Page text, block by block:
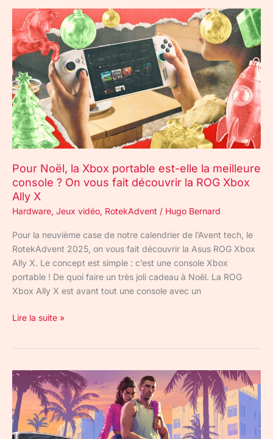
Pour Noël, la Xbox portable est-elle la meilleure
console ? On vous fait découvrir la ROG Xbox
Ally X
Hardware, Jeux vidéo, RotekAdvent / Hugo Bernard
Pour la neuvième case de notre calendrier de l’Avent tech, le
RotekAdvent 2025, on vous fait découvrir la Asus ROG Xbox
Ally X. Le concept est simple : c’est une console Xbox
portable ! De quoi faire un très joli cadeau à Noël. La ROG
Xbox Ally X est avant tout une console avec un
Pour
Noël,
la
Xbox
portable
est-
elle
la
meilleure
console
On
vous
fait
découvrir
ROG
Xbox
Ally
X
Lire la suite »
Mauvaise
nouvelle
pour
GTA
VI